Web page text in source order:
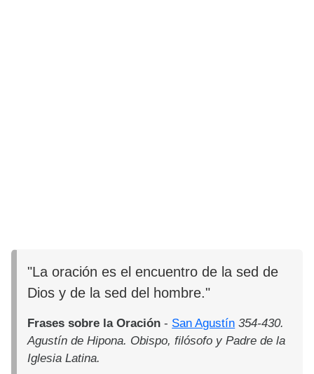
"La oración es el encuentro de la sed de
Dios y de la sed del hombre."
Frases sobre la Oración - San Agustín 354-430.
Agustín de Hipona. Obispo, filósofo y Padre de la
Iglesia Latina.